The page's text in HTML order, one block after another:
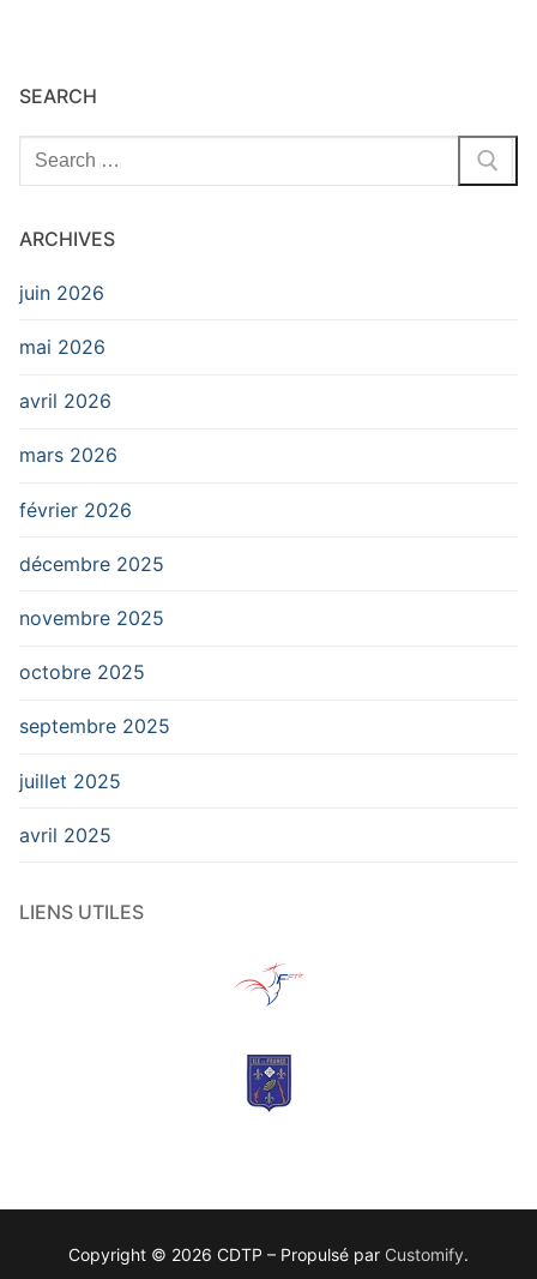
SEARCH
Rechercher
:
ARCHIVES
juin 2026
mai 2026
avril 2026
mars 2026
février 2026
décembre 2025
novembre 2025
octobre 2025
septembre 2025
juillet 2025
avril 2025
LIENS UTILES
Copyright © 2026 CDTP – Propulsé par Customify.